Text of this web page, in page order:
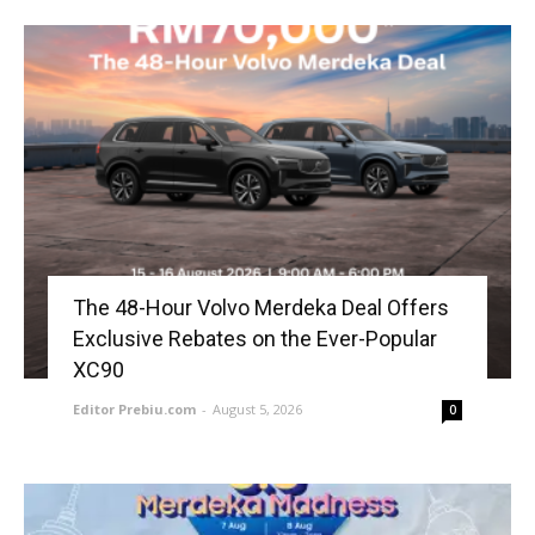
The 48-Hour Volvo Merdeka Deal Offers
Exclusive Rebates on the Ever-Popular
XC90
Editor Prebiu.com - August 5, 2026 0